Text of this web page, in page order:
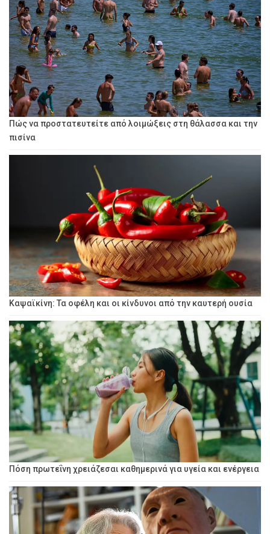
Πώς να προστατευτείτε από λοιμώξεις στη θάλασσα και την
πισίνα
Καψαϊκίνη: Τα οφέλη και οι κίνδυνοι από την καυτερή ουσία
Πόση πρωτεΐνη χρειάζεσαι καθημερινά για υγεία και ενέργεια